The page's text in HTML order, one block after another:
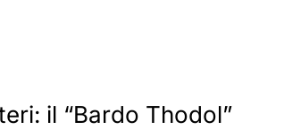
il “Bardo Thodol”